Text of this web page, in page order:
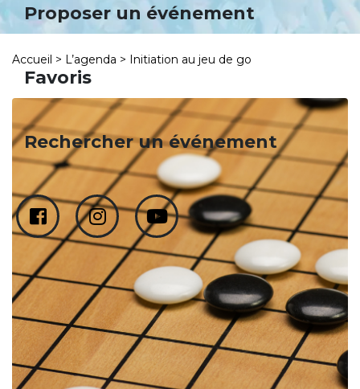
Proposer un événement
Favoris
Rechercher un événement
Accueil > L’agenda > Initiation au jeu de go